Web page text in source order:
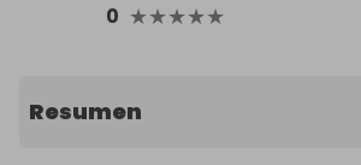
0 ★★★★★
Resumen